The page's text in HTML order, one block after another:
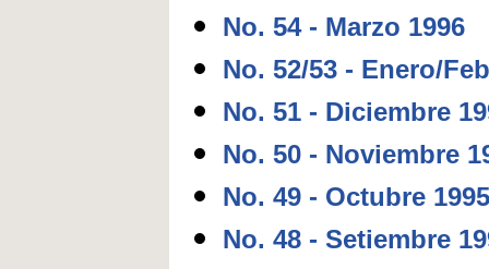
No. 54 - Marzo 1996
No. 52/53 - Enero/
No. 51 - Diciembre
No. 50 - Noviembre
No. 49 - Octubre 1995
No. 48 - Setiembre